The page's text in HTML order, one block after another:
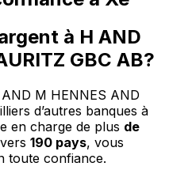
à H AND
GBC AB?
AND M HENNES AND
d’autres banques à
en charge de plus de
190 pays, vous
toute confiance.